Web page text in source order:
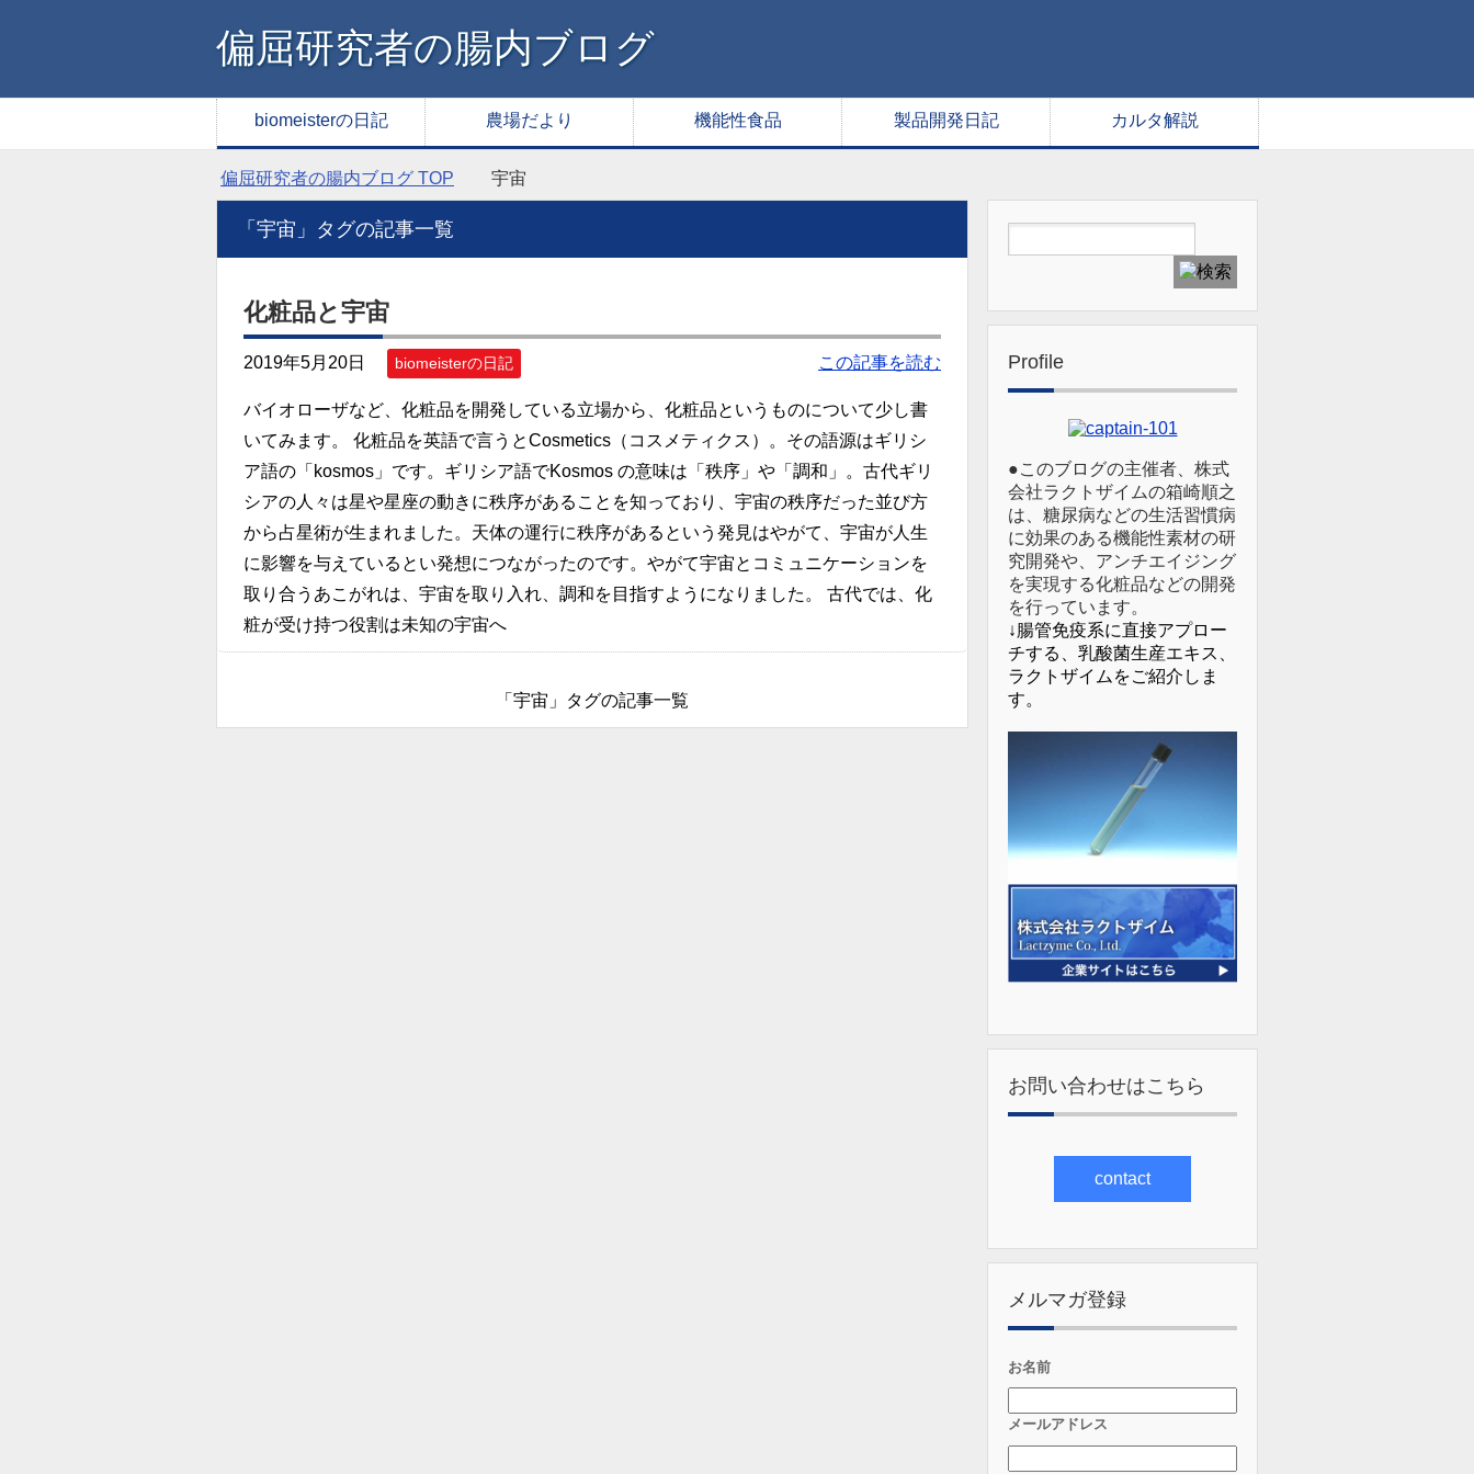
偏屈研究者の腸内ブログ
biomeisterの日記 農場だより 機能性食品 製品開発日記 カルタ解説
偏屈研究者の腸内ブログ TOP 宇宙
「宇宙」タグの記事一覧
化粧品と宇宙
2019年5月20日 biomeisterの日記 この記事を読む
バイオローザなど、化粧品を開発している立場から、化粧品というものについて少し書
いてみます。 化粧品を英語で言うとCosmetics（コスメティクス）。その語源はギリシ
ア語の「kosmos」です。ギリシア語でKosmos の意味は「秩序」や「調和」。古代ギリ
シアの人々は星や星座の動きに秩序があることを知っており、宇宙の秩序だった並び方
から占星術が生まれました。天体の運行に秩序があるという発見はやがて、宇宙が人生
に影響を与えているとい発想につながったのです。やがて宇宙とコミュニケーションを
取り合うあこがれは、宇宙を取り入れ、調和を目指すようになりました。 古代では、化
粧が受け持つ役割は未知の宇宙へ
「宇宙」タグの記事一覧
Profile
●このブログの主催者、株式
会社ラクトザイムの箱崎順之
は、糖尿病などの生活習慣病
に効果のある機能性素材の研
究開発や、アンチエイジング
を実現する化粧品などの開発
を行っています。
↓腸管免疫系に直接アプロー
チする、乳酸菌生産エキス、
ラクトザイムをご紹介しま
す。
お問い合わせはこちら
contact
メルマガ登録
お名前
メールアドレス